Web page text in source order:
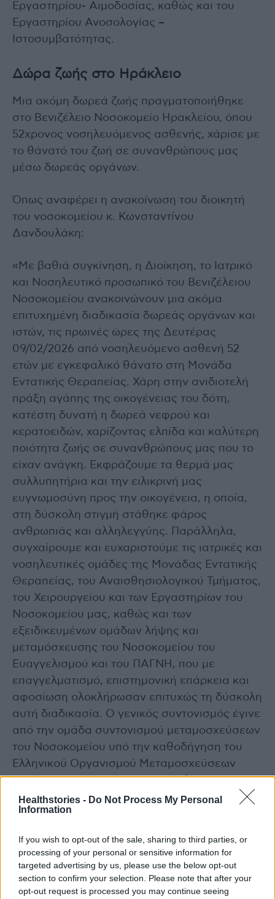
Healthstories - Do Not Process My Personal
Information
If you wish to opt-out of the sale, sharing to third parties, or
processing of your personal or sensitive information for
targeted advertising by us, please use the below opt-out
section to confirm your selection. Please note that after your
opt-out request is processed you may continue seeing
Εργαστηρίου- Αιμοδοσίας, καθώς και του
Εργαστηρίου Ανοσολογίας –
Ιστοσυμβατότητας.
Δώρα ζωής στο Ηράκλειο
Μια ακόμη δωρεά ζωής πραγματοποιήθηκε
στο Βενιζέλειο Νοσοκομείο Ηρακλείου, όπου
52χρονος νοσηλευόμενος ασθενής, χάρισε με
το θάνατό του ζωή σε συνανθρώπους μας
μέσω δωρεάς οργάνων.
Όπως αναφέρει η ανακοίνωση του διοικητή
του νοσοκομείου κ. Κωνσταντίνου
Δανδουλάκη:
«Με βαθιά συγκίνηση, η Διοίκηση, το Ιατρικό
και Νοσηλευτικό προσωπικό του Βενιζέλειου
Νοσοκομείου ανακοινώνουν μια ακόμα
επιτυχημένη διαδικασία δωρεάς οργάνων και
ιστών, τις πρωινές ώρες της Δευτέρας
09/02/2026 από νοσηλευόμενο ασθενή 52
ετών με εγκεφαλικό θάνατο στη Μονάδα
Εντατικής Θεραπείας. Χάρη στην ανιδιοτελή
πράξη αγάπης της οικογένειας του δότη,
κατέστη δυνατή η δωρεά νεφρού και
κερατοειδών, χαρίζοντας ελπίδα και καλύτερη
ποιότητα ζωής σε συνανθρώπους μας που το
είχαν ανάγκη. Εκφράζουμε τα θερμά μας
συλλυπητήρια και την ειλικρινή μας
ευγνωμοσύνη προς την οικογένεια, η οποία,
στη δύσκολη στιγμή στάθηκε φάρος
ανθρωπιάς και αλληλεγγύης. Παράλληλα,
συγχαίρουμε και ευχαριστούμε τις ιατρικές και
νοσηλευτικές ομάδες της Μονάδας Εντατικής
Θεραπείας, του Αναισθησιολογικού Τμήματος,
του Χειρουργείου και των Εργαστηρίων του
Νοσοκομείου μας, καθώς και των
εξειδικευμένων ομάδων λήψης και
μεταμόσχευσης του Νοσοκομείου του
Ευαγγελισμού και του ΠΑΓΝΗ, που με
επαγγελματισμό, επιστημονική επάρκεια και
αφοσίωση ολοκλήρωσαν επιτυχώς τη δύσκολη
αυτή διαδικασία. Ο γενικός συντονισμός έγινε
από την ομάδα συντονισμού μεταμοσχεύσεων
του Νοσοκομείου υπό την καθοδήγηση του
Ελληνικού Οργανισμού Μεταμοσχεύσεων
(ΕΟΜ). Η δωρεά οργάνων αποτελεί ύψιστη
πράξη αγάπης και κοινωνικής ευθύνης. Μέσα
από αυτήν, η απώλεια μετατρέπεται σε ζωή
Με πληροφορίες από ΑΠΕ-ΜΠΕ
photo shutterstock